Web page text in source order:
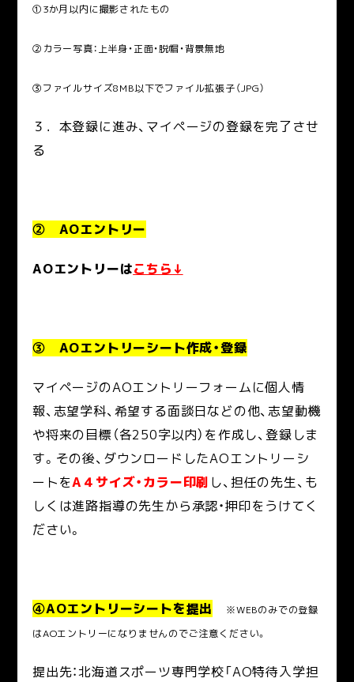
①3か月以内に撮影されたもの
②カラー写真：上半身・正面・脱帽・背景無地
③ファイルサイズ8MB以下でファイル拡張子（JPG）
３．本登録に進み、マイページの登録を完了させ
る
② AOエントリー
AOエントリーはこちら↓
③ AOエントリーシート作成・登録
マイページのAOエントリーフォームに個人情
報、志望学科、希望する面談日などの他、志望動機
や将来の目標（各250字以内）を作成し、登録しま
す。その後、ダウンロードしたAOエントリーシ
ートをA４サイズ・カラー印刷 し、担任の先生、も
しくは進路指導の先生から承認・押印をうけてく
ださい。
④AOエントリーシートを提出
※WEBのみでの登録
はAOエントリーになりませんのでご注意ください。
提出先：北海道スポーツ専門学校「AO特待入学担